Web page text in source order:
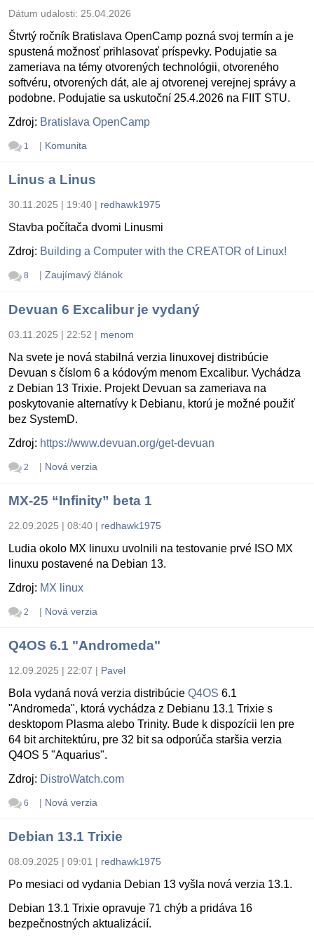
Dátum udalosti: 25.04.2026
Štvrtý ročník Bratislava OpenCamp pozná svoj termín a je
spustená možnosť prihlasovať príspevky. Podujatie sa
zameriava na témy otvorených technológii, otvoreného
softvéru, otvorených dát, ale aj otvorenej verejnej správy a
podobne. Podujatie sa uskutoční 25.4.2026 na FIIT STU.
Zdroj: Bratislava OpenCamp
1 | Komunita
Linus a Linus
30.11.2025 | 19:40 | redhawk1975
Stavba počítača dvomi Linusmi
Zdroj: Building a Computer with the CREATOR of Linux!
8 | Zaujímavý článok
Devuan 6 Excalibur je vydaný
03.11.2025 | 22:52 | menom
Na svete je nová stabilná verzia linuxovej distribúcie
Devuan s číslom 6 a kódovým menom Excalibur. Vychádza
z Debian 13 Trixie. Projekt Devuan sa zameriava na
poskytovanie alternatívy k Debianu, ktorú je možné použiť
bez SystemD.
Zdroj: https://www.devuan.org/get-devuan
2 | Nová verzia
MX-25 “Infinity” beta 1
22.09.2025 | 08:40 | redhawk1975
Ludia okolo MX linuxu uvolnili na testovanie prvé ISO MX
linuxu postavené na Debian 13.
Zdroj: MX linux
2 | Nová verzia
Q4OS 6.1 "Andromeda"
12.09.2025 | 22:07 | Pavel
Bola vydaná nová verzia distribúcie Q4OS 6.1
"Andromeda", ktorá vychádza z Debianu 13.1 Trixie s
desktopom Plasma alebo Trinity. Bude k dispozícii len pre
64 bit architektúru, pre 32 bit sa odporúča staršia verzia
Q4OS 5 "Aquarius".
Zdroj: DistroWatch.com
6 | Nová verzia
Debian 13.1 Trixie
08.09.2025 | 09:01 | redhawk1975
Po mesiaci od vydania Debian 13 vyšla nová verzia 13.1.
Debian 13.1 Trixie opravuje 71 chýb a pridáva 16
bezpečnostných aktualizácií.